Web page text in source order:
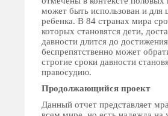
может быть использован и для
ребенка. В 84 странах мира
которых становятся дети,
давности длится до
беспрепятственно может
строгие сроки давности
правосудию.
Продолжающийся проект
Данный отчет представляет